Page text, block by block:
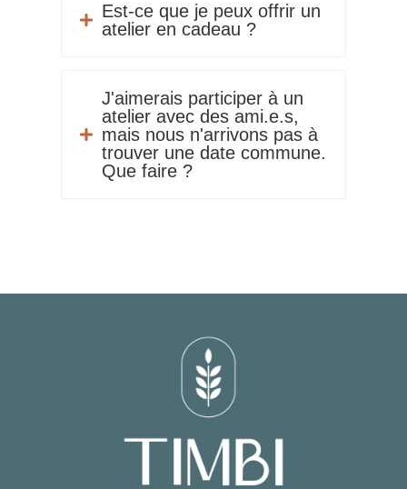

Est-ce que je peux offrir un
atelier en cadeau ?

J'aimerais participer à un
atelier avec des ami.e.s,
mais nous n'arrivons pas à
trouver une date commune.
Que faire ?